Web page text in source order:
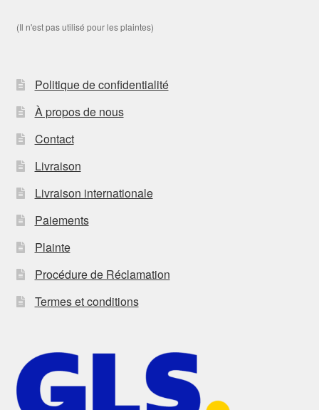
(Il n'est pas utilisé pour les plaintes)
Politique de confidentialité
À propos de nous
Contact
Livraison
Livraison internationale
Paiements
Plainte
Procédure de Réclamation
Termes et conditions